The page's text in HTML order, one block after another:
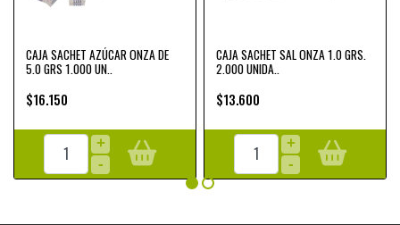
CAJA SACHET AZÚCAR ONZA DE
5.0 GRS 1.000 UN..
$16.150
+
-
CAJA SACHET SAL ONZA 1.0 GRS.
2.000 UNIDA..
$13.600
+
-